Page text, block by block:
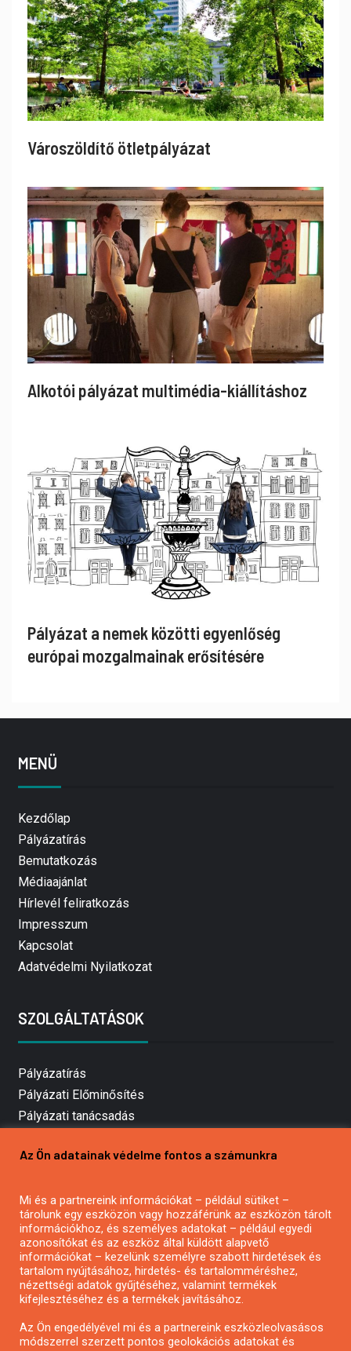
Városzöldítő ötletpályázat
Alkotói pályázat multimédia-kiállításhoz
Pályázat a nemek közötti egyenlőség
európai mozgalmainak erősítésére
MENÜ
Kezdőlap
Pályázatírás
Bemutatkozás
Médiaajánlat
Hírlevél feliratkozás
Impresszum
Kapcsolat
Adatvédelmi Nyilatkozat
SZOLGÁLTATÁSOK
Pályázatírás
Pályázati Előminősítés
Pályázati tanácsadás
Mezőgazdasági pályázatírás
Pályázatírás civil szervezeteknek
Pályázatírás önkormányzatoknak
Pályázatfigyelés
Specifikus pályázatfigyelés vagy hírlevél
Az Ön adatainak védelme fontos a számunkra
Mi és a partnereink információkat – például sütiket –
tárolunk egy eszközön vagy hozzáférünk az eszközön tárolt
információkhoz, és személyes adatokat – például egyedi
azonosítókat és az eszköz által küldött alapvető
információkat – kezelünk személyre szabott hirdetések és
tartalom nyújtásához, hirdetés- és tartalomméréshez,
nézettségi adatok gyűjtéséhez, valamint termékek
kifejlesztéséhez és a termékek javításához.
Az Ön engedélyével mi és a partnereink eszközleolvasásos
módszerrel szerzett pontos geolokációs adatokat és